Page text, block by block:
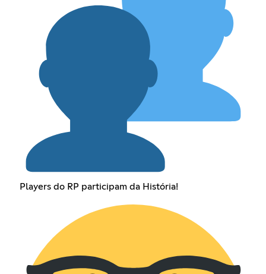
Players do RP participam da História!